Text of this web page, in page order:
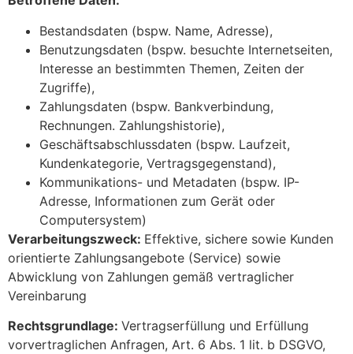
Bestandsdaten (bspw. Name, Adresse),
Benutzungsdaten (bspw. besuchte Internetseiten,
Interesse an bestimmten Themen, Zeiten der
Zugriffe),
Zahlungsdaten (bspw. Bankverbindung,
Rechnungen. Zahlungshistorie),
Geschäftsabschlussdaten (bspw. Laufzeit,
Kundenkategorie, Vertragsgegenstand),
Kommunikations- und Metadaten (bspw. IP-
Adresse, Informationen zum Gerät oder
Computersystem)
Verarbeitungszweck: Effektive, sichere sowie Kunden
orientierte Zahlungsangebote (Service) sowie
Abwicklung von Zahlungen gemäß vertraglicher
Vereinbarung
Rechtsgrundlage: Vertragserfüllung und Erfüllung
vorvertraglichen Anfragen, Art. 6 Abs. 1 lit. b DSGVO,